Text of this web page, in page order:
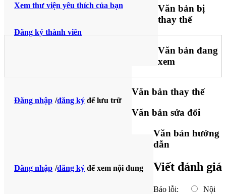
Xem thư viện yêu thích của bạn
Đăng ký thành viên
Đăng nhập /đăng ký để lưu trữ
Đăng nhập /đăng ký để xem nội dung
Văn bản bị
thay thế
Văn bản đang
xem
Văn bản thay thế
Văn bản sửa đổi
Văn bản hướng
dẫn
Viết đánh giá
Báo lỗi: Nội